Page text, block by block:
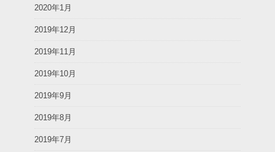
2020年1月
2019年12月
2019年11月
2019年10月
2019年9月
2019年8月
2019年7月